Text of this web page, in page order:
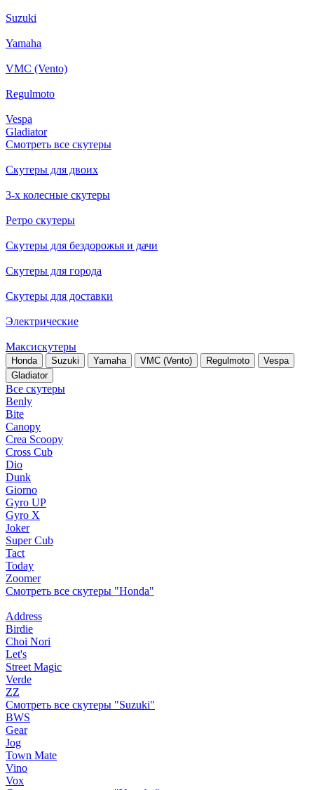
Suzuki
Yamaha
VMC (Vento)
Regulmoto
Vespa
Gladiator
Смотреть все скутеры
Скутеры для двоих
3-х колесные скутеры
Ретро скутеры
Скутеры для бездорожья и дачи
Скутеры для города
Скутеры для доставки
Электрические
Максискутеры
Honda Suzuki Yamaha VMC (Vento) Regulmoto
Vespa
Gladiator
Все скутеры
Benly
Bite
Canopy
Crea Scoopy
Cross Cub
Dio
Dunk
Giorno
Gyro UP
Gyro X
Joker
Super Cub
Tact
Today
Zoomer
Смотреть все скутеры "Honda"
Address
Birdie
Choi Nori
Let's
Street Magic
Verde
ZZ
Смотреть все скутеры "Suzuki"
BWS
Gear
Jog
Town Mate
Vino
Vox